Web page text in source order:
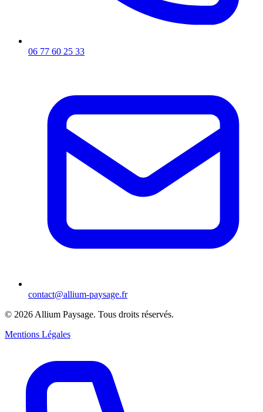
06 77 60 25 33
contact@allium-paysage.fr
© 2026 Allium Paysage. Tous droits réservés.
Mentions Légales